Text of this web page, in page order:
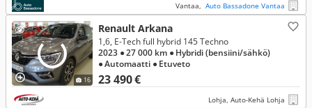
Vantaa, Auto Bassadone Vantaa
16
Renault Arkana
23 490 €
1,6, E-Tech full hybrid 145 Techno
2023 ● 27 000 km ● Hybridi (bensiini/sähkö)
● Automaatti ● Etuveto
Lohja, Auto-Kehä Lohja